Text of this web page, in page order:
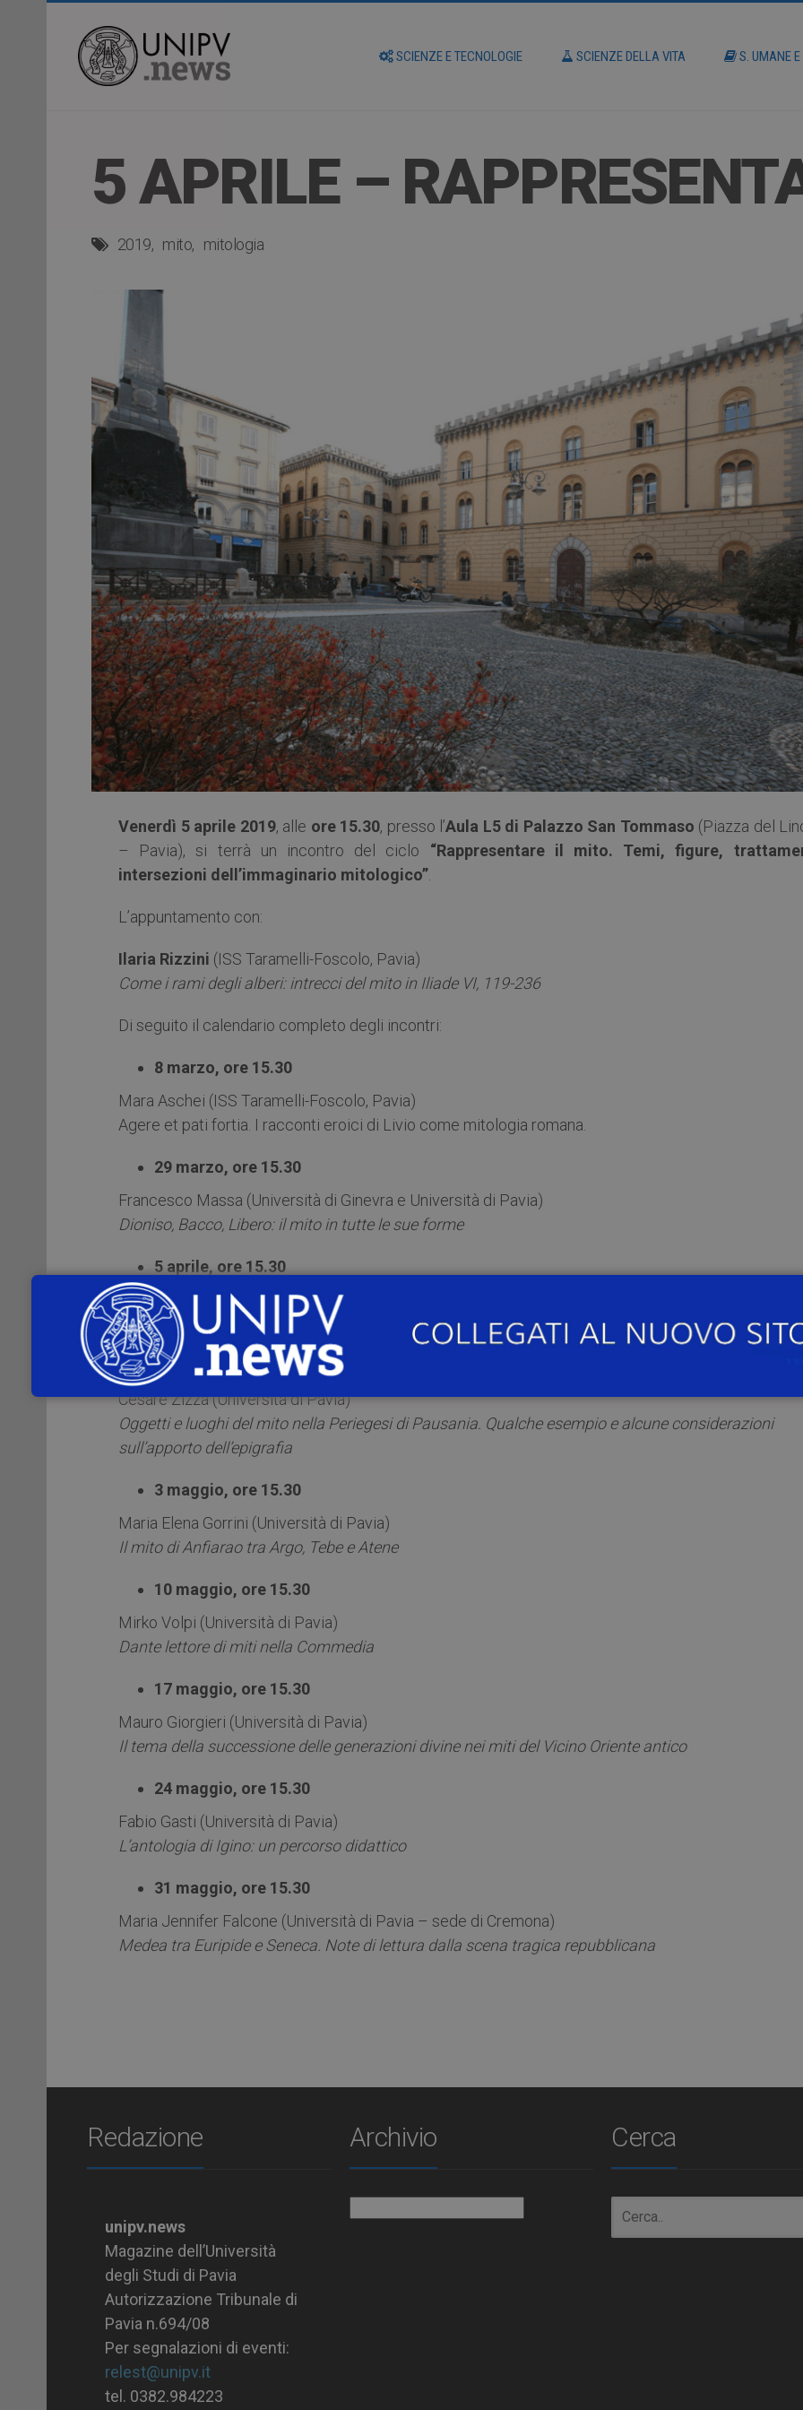
SCIENZE E TECNOLOGIE SCIENZE DELLA VITA S. UMANE
5 APRILE –
2019 mito mitologia
Venerdì 5 aprile 2019, alle ore 15.30, presso l’Aula L5 di Palazzo San Tommaso (Piazza del
– Pavia), si terrà un incontro del ciclo “Rappresentare il mito. Temi, figure,
intersezioni dell’immaginario mitologico”
L’appuntamento con:
Ilaria Rizzini (ISS Taramelli-Foscolo, Pavia)
Come i rami degli alberi: intrecci del mito in Iliade VI, 119-236
Di seguito il calendario completo degli incontri:
8 marzo, ore 15.30
Mara Aschei (ISS Taramelli-Foscolo, Pavia)
Agere et pati fortia. I racconti eroici di Livio come mitologia romana.
29 marzo, ore 15.30
Francesco Massa (Università di Ginevra e Università di Pavia)
Dioniso, Bacco, Libero: il mito in tutte le sue forme
5 aprile, ore 15.30
Ilaria Rizzini (ISS Taramelli-Foscolo, Pavia)
Come i rami degli alberi: intrecci del mito in Iliade VI, 119-236
12 aprile, ore 15.30
Cesare Zizza (Università di Pavia)
Oggetti e luoghi del mito nella Periegesi di Pausania. Qualche esempio e alcune considerazioni
sull’apporto dell’epigrafia
3 maggio, ore 15.30
Maria Elena Gorrini (Università di Pavia)
Il mito di Anfiarao tra Argo, Tebe e Atene
10 maggio, ore 15.30
Mirko Volpi (Università di Pavia)
Dante lettore di miti nella Commedia
17 maggio, ore 15.30
Mauro Giorgieri (Università di Pavia)
Il tema della successione delle generazioni divine nei miti del Vicino Oriente antico
24 maggio, ore 15.30
Fabio Gasti (Università di Pavia)
L’antologia di Igino: un percorso didattico
31 maggio, ore 15.30
Maria Jennifer Falcone (Università di Pavia – sede di Cremona)
Medea tra Euripide e Seneca. Note di lettura dalla scena tragica repubblicana
Redazione
unipv.news
Magazine dell’Università
degli Studi di Pavia
Autorizzazione Tribunale di
Pavia n.694/08
Per segnalazioni di eventi:
relest@unipv.it
tel. 0382.984223
Archivio Cerca